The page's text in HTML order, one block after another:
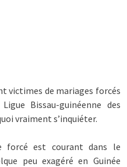
victimes de mariages forcés
Bissau-guinéenne des
vraiment s’inquiéter.
forcé est courant dans le
peu exagéré en Guinée